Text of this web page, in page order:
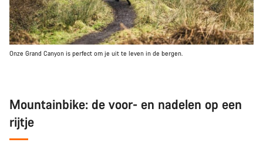
Onze Grand Canyon is perfect om je uit te leven in de bergen.
Mountainbike: de voor- en nadelen op een
rijtje